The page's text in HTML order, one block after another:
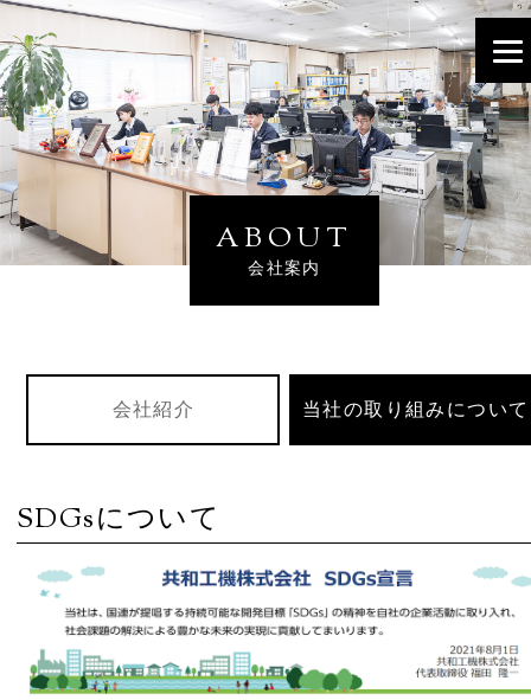
ABOUT
会社案内
会社紹介 当社の取り組みについて
SDGsについて